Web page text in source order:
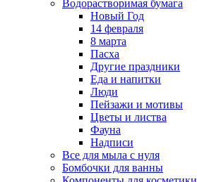
Водорастворимая бумага
Новый Год
14 февраля
8 марта
Пасха
Другие праздники
Еда и напитки
Люди
Пейзажи и мотивы
Цветы и листва
Фауна
Надписи
Все для мыла с нуля
Бомбочки для ванны